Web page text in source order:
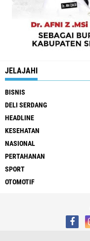
JELAJAHI
BISNIS
DELI SERDANG
HEADLINE
KESEHATAN
NASIONAL
PERTAHANAN
SPORT
OTOMOTIF